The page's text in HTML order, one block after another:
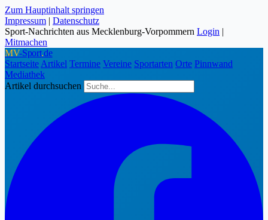
Zum Hauptinhalt springen
Impressum | Datenschutz
Sport-Nachrichten aus Mecklenburg-Vorpommern Login |
Mitmachen
MV-Sport.de
Startseite Artikel Termine Vereine Sportarten Orte Pinnwand
Mediathek
Artikel durchsuchen